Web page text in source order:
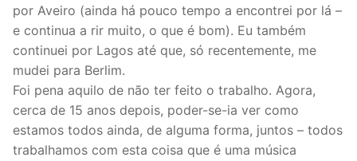
por Aveiro (ainda há pouco tempo a encontrei por lá –
e continua a rir muito, o que é bom). Eu também
continuei por Lagos até que, só recentemente, me
mudei para Berlim.
Foi pena aquilo de não ter feito o trabalho. Agora,
cerca de 15 anos depois, poder-se-ia ver como
estamos todos ainda, de alguma forma, juntos – todos
trabalhamos com esta coisa que é uma música